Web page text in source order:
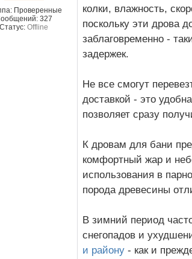
Проверенные
327
Статус: Offline
колки, влажность,
поскольку эти дрова
заблаговременно -
задержек.
Не все смогут
доставкой - это
позволяет сразу
К дровам для бани
комфортный жар и
использования в
порода древесины
В зимний период
снегопадов и
и району- как и